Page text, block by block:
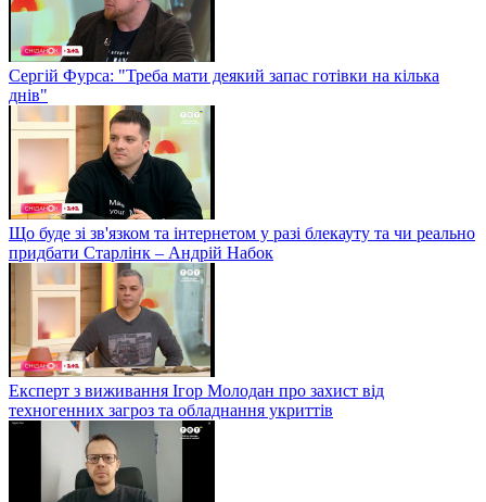
Сергій Фурса: "Треба мати деякий запас готівки на кілька
днів"
Що буде зі зв'язком та інтернетом у разі блекауту та чи реально
придбати Старлінк – Андрій Набок
Експерт з виживання Ігор Молодан про захист від
техногенних загроз та обладнання укриттів